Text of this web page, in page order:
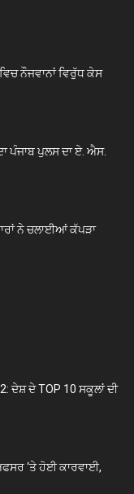
ਨੌਜਵਾਨਾਂ ਵਿਰੁੱਧ ਕੇਸ
ਪੰਜਾਬ ਪੁਲਸ ਦਾ ਏ. ਐਸ.
ਨੇ ਚਲਾਈਆਂ ਕੱਪੜਾ
ਦੇਸ਼ ਦੇ TOP 10 ਸਕੂਲਾਂ ਦੀ
‘ਤੇ ਹੋਈ ਕਾਰਵਾਈ,